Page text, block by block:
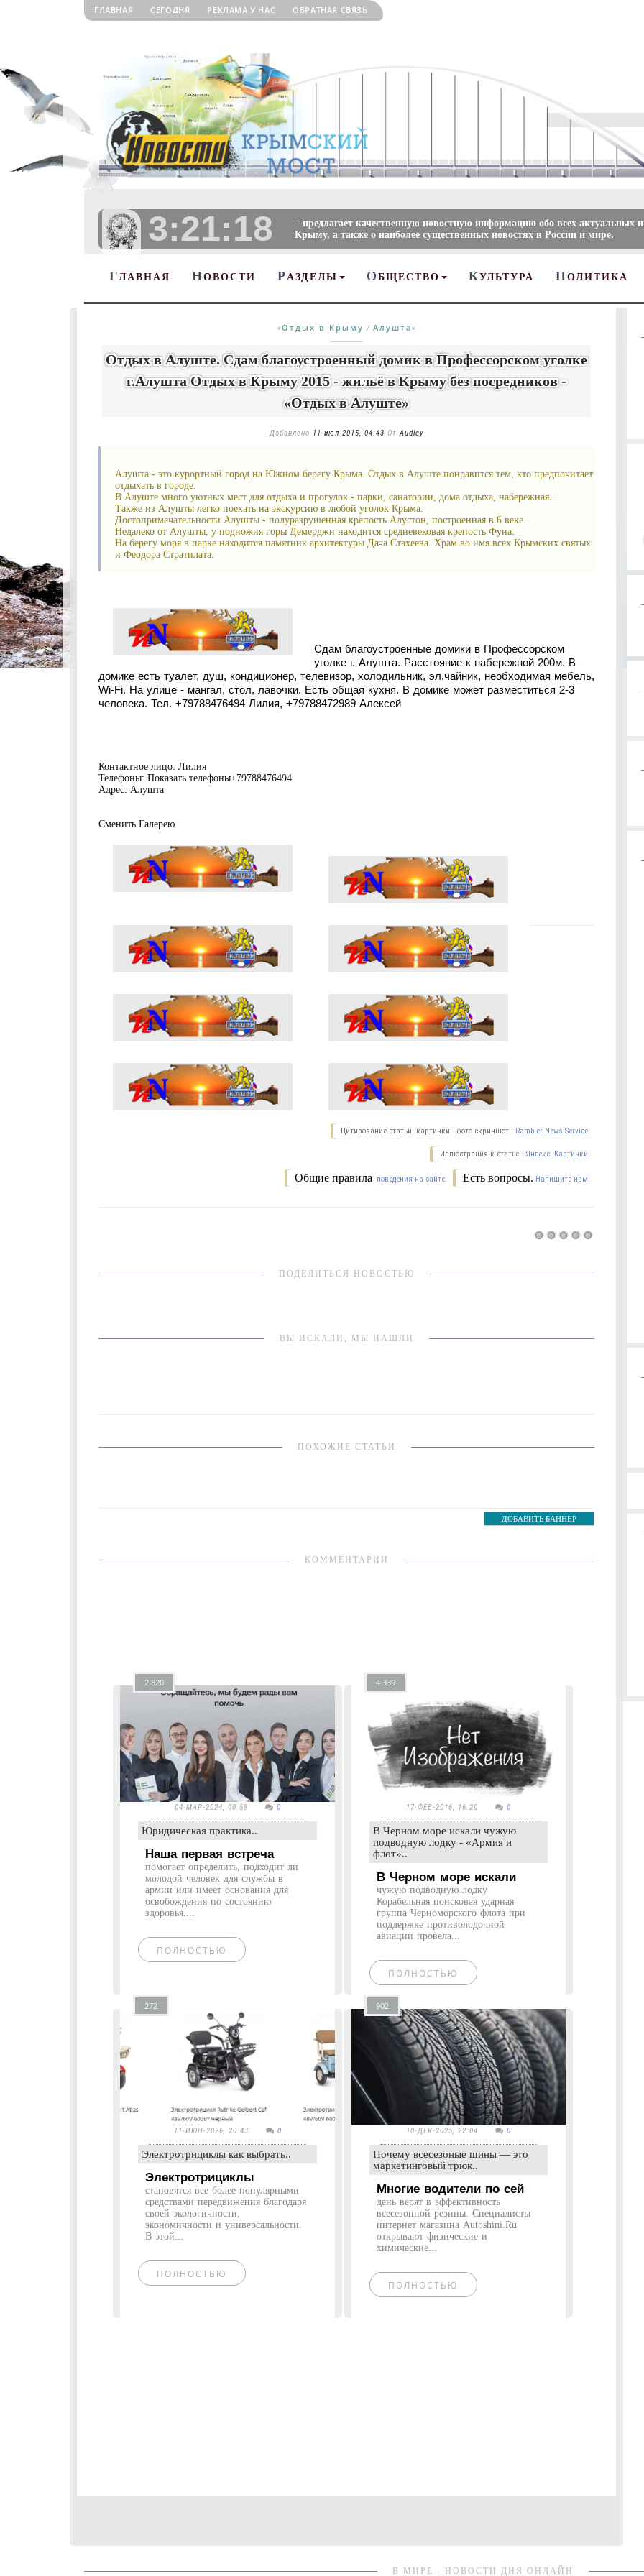
ГЛАВНАЯ СЕГОДНЯ РЕКЛАМА У НАС ОБРАТНАЯ СВЯЗЬ
3:21:19
– предлагает качественную новостную информацию обо всех актуальных
Крыму, а также о наиболее существенных новостях в России и мире.
ГЛАВНАЯ НОВОСТИ Р АЗДЕЛЫ О БЩЕСТВО КУЛЬТУРА ПОЛИТИКА
«Отдых в Крыму / Алушта»
Отдых в Алуште. Сдам благоустроенный домик в Профессорском уголке
г.Алушта Отдых в Крыму 2015 - жильё в Крыму без посредников -
«Отдых в Алуште»
Добавлено 11-июл-2015, 04:43 ОтAudley
Алушта - это курортный город на Южном берегу Крыма. Отдых в Алуште понравится тем, кто предпочитает
отдыхать в городе.
В Алуште много уютных мест для отдыха и прогулок - парки, санатории, дома отдыха, набережная...
Также из Алушты легко поехать на экскурсию в любой уголок Крыма.
Достопримечательности Алушты - полуразрушенная крепость Алустон, построенная в 6 веке.
Недалеко от Алушты, у подножия горы Демерджи находится средневековая крепость Фуна.
На берегу моря в парке находится памятник архитектуры Дача Стахеева. Храм во имя всех Крымских святых
и Феодора Стратилата.
Сдам благоустроенные домики в Профессорском
уголке г. Алушта. Расстояние к набережной 200м. В
домике есть туалет, душ, кондиционер, телевизор, холодильник, эл.чайник, необходимая мебель,
Wi-Fi. На улице - мангал, стол, лавочки. Есть общая кухня. В домике может разместиться 2-3
человека. Тел. +79788476494 Лилия, +79788472989 Алексей
Контактное лицо: Лилия
Телефоны: Показать телефоны+79788476494
Адрес: Алушта
Сменить Галерею
Цитирование статьи, картинки - фото скриншот - Rambler News Service.
Иллюстрация к статье - Яндекс. Картинки.
Есть вопросы. Напишите нам.
Общие правила поведения на сайте.
ПОДЕЛИТЬСЯ НОВОСТЬЮ
ВЫ ИСКАЛИ, МЫ НАШЛИ
ПОХОЖИЕ СТАТЬИ
ДОБАВИТЬ БАННЕР
КОММЕНТАРИИ
2 820
04-МАР-2024, 00:59 0
Юридическая практика..
Наша первая встреча
помогает определить, подходит ли
молодой человек для службы в
армии или имеет основания для
освобождения по состоянию
здоровья....
ПОЛНОСТЬЮ
4 339
17-ФЕВ-2016, 16:20 0
В Черном море искали чужую
подводную лодку - «Армия и
флот»..
В Черном море искали
чужую подводную лодку
Корабельная поисковая ударная
группа Черноморского флота при
поддержке противолодочной
авиации провела...
ПОЛНОСТЬЮ
272
11-ИЮН-2026, 20:43 0
Электротрициклы как выбрать..
Электротрициклы
становятся все более популярными
средствами передвижения благодаря
своей экологичности,
экономичности и универсальности.
В этой...
ПОЛНОСТЬЮ
902
10-ДЕК-2025, 22:04 0
Почему всесезоные шины — это
маркетинговый трюк..
Многие водители по сей
день верят в эффективность
всесезонной резины. Специалисты
интернет магазина Autoshini.Ru
открывают физические и
химические...
ПОЛНОСТЬЮ
В МИРЕ - НОВОСТИ ДНЯ ОНЛАЙН